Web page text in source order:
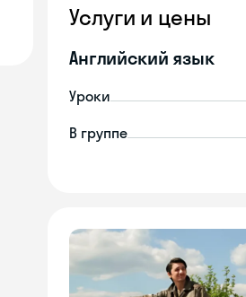
Услуги и цены
Английский язык
Уроки
В группе